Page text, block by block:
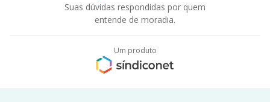
Suas dúvidas respondidas por quem
entende de moradia.
Um produto